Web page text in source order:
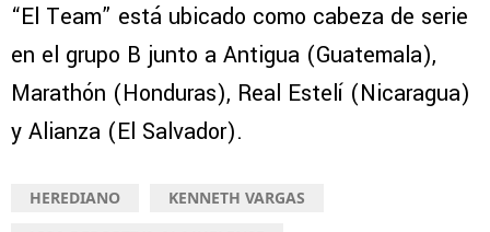
“El Team” está ubicado como cabeza de serie
en el grupo B junto a Antigua (Guatemala),
Marathón (Honduras), Real Estelí (Nicaragua)
y Alianza (El Salvador).
HEREDIANO
KENNETH VARGAS